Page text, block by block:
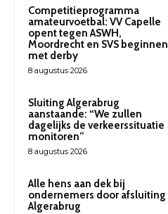
Competitieprogramma
amateurvoetbal: VV Capelle
opent tegen ASWH,
Moordrecht en SVS beginnen
met derby
8 augustus 2026
Sluiting Algerabrug
aanstaande: “We zullen
dagelijks de verkeerssituatie
monitoren”
8 augustus 2026
Alle hens aan dek bij
ondernemers door afsluiting
Algerabrug